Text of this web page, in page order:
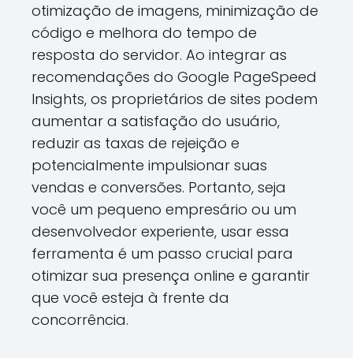
otimização de imagens, minimização de
código e melhora do tempo de
resposta do servidor. Ao integrar as
recomendações do Google PageSpeed
Insights, os proprietários de sites podem
aumentar a satisfação do usuário,
reduzir as taxas de rejeição e
potencialmente impulsionar suas
vendas e conversões. Portanto, seja
você um pequeno empresário ou um
desenvolvedor experiente, usar essa
ferramenta é um passo crucial para
otimizar sua presença online e garantir
que você esteja à frente da
concorrência.